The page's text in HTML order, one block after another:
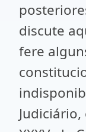
discute
fere